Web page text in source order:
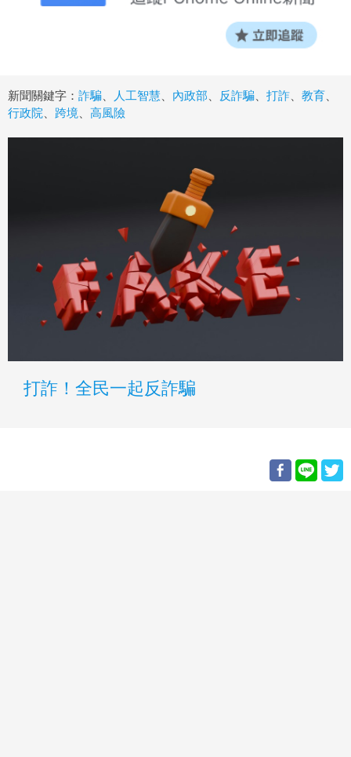
新聞關鍵字： 詐騙 人工智慧 內政部 反詐騙 打詐 教育
行政院
跨境 高風險
打詐！全民一起反詐騙